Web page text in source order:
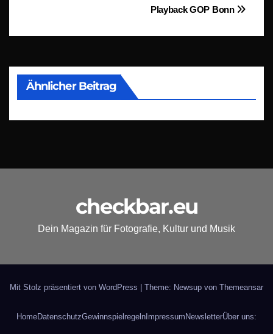
Beitragsnavigation
Playback GOP Bonn
Ähnlicher Beitrag
checkbar.eu
Dein Magazin für Fotografie, Kultur und Musik
Mit Stolz präsentiert von WordPress | Theme: Newsup von Themeansar
HomeDatenschutzGewinnspielregeln Impressum NewsletterÜber uns: